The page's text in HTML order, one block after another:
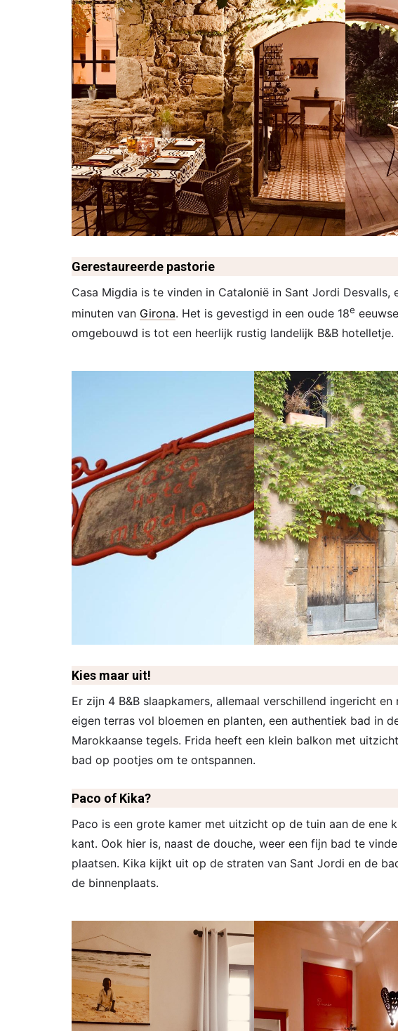
Gerestaureerde pastorie
Casa Migdia is te vinden in Catalonië in Sant Jordi
minuten van Girona. Het is gevestigd in een oude 18e
omgebouwd is tot een heerlijk rustig landelijk B&B hotelletje.
Kies maar uit!
Er zijn 4 B&B slaapkamers, allemaal verschillend ingericht
eigen terras vol bloemen en planten, een authentiek bad in
Marokkaanse tegels. Frida heeft een klein balkon met
bad op pootjes om te ontspannen.
Paco of Kika?
Paco is een grote kamer met uitzicht op de tuin aan de ene
kant. Ook hier is, naast de douche, weer een fijn bad te
plaatsen. Kika kijkt uit op de straten van Sant Jordi en de
de binnenplaats.